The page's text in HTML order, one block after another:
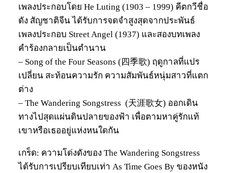
เพลงประกอบโดย He Luting (1903 – 1999) คีตกวีชื่อ
ดัง สัญชาติจีน ได้รับการจดจำสูงสุดจากประพันธ์
เพลงประกอบ Street Angel (1937) และสองบทเพลง
คำร้องกลายเป็นตำนาน
– Song of the Four Seasons (四季歌) ฤดูกาลที่แปร
เปลี่ยน สะท้อนความรัก ความสัมพันธ์หนุ่มสาวที่แตก
ต่าง
– The Wandering Songstress (天涯歌女) ออกเดิน
ทางไปสุดแผ่นดินปลายของฟ้า เพื่อตามหาคู่รักแท้
เขาหรือเธออยู่แห่งหนใดกัน
เกร็ด: ความโด่งดังของ The Wandering Songstress
ได้รับการเปรียบเทียบเท่า As Time Goes By ของหนัง